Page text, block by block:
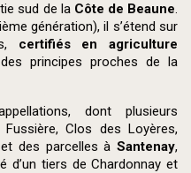
sud de la Côte de Beaune.
génération), il s’étend sur
certifiés en agriculture
principes proches de la
dont plusieurs
Clos des Loyères,
des parcelles à Santenay,
d’un tiers de Chardonnay et